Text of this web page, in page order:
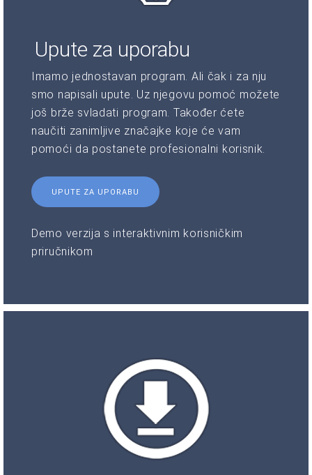
Upute za uporabu
Imamo jednostavan program. Ali čak i za nju
smo napisali upute. Uz njegovu pomoć možete
još brže svladati program. Također ćete
naučiti zanimljive značajke koje će vam
pomoći da postanete profesionalni korisnik.
UPUTE ZA UPORABU
Demo verzija s interaktivnim korisničkim
priručnikom